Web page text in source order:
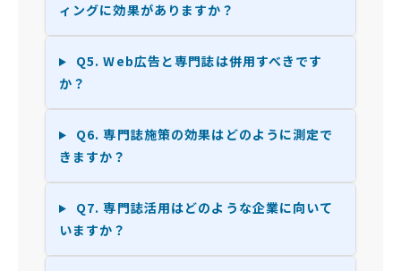
ィングに効果がありますか？
Q5. Web広告と専門誌は併用すべきです
か？
Q6. 専門誌施策の効果はどのように測定で
きますか？
Q7. 専門誌活用はどのような企業に向いて
いますか？